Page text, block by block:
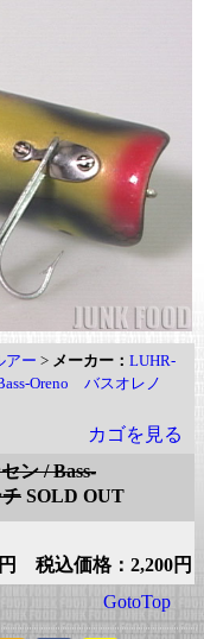
アー > メーカー： LUHR-
Oreno バスオレノ
カゴを見る
ン / Bass-
SOLD OUT
税込価格：2,200円
GotoTop